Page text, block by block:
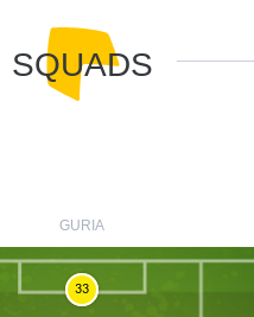
SQUADS
GURIA
33